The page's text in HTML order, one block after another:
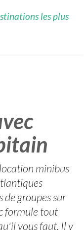
les plus
minibus
de groupes sur
formule tout
vous faut. Il y